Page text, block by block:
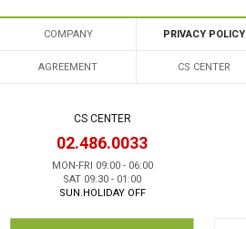
COMPANY PRIVACY POLICY
AGREEMENT CS CENTER
CS CENTER
02.486.0033
MON-FRI 09:00 - 06:00
SAT 09:30 - 01:00
SUN.HOLIDAY OFF